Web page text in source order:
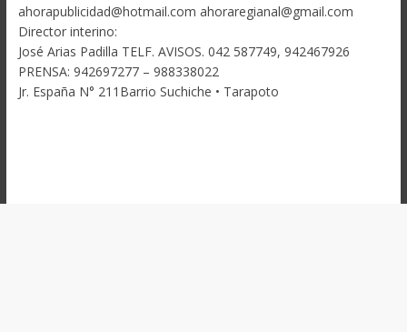
ahorapublicidad@hotmail.com ahoraregianal@gmail.com
Director interino:
José Arias Padilla TELF. AVISOS. 042 587749, 942467926
PRENSA: 942697277 – 988338022
Jr. España N° 211Barrio Suchiche • Tarapoto